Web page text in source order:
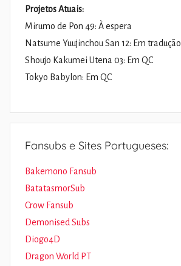
Projetos Atuais:
Mirumo de Pon 49: À espera
Natsume Yuujinchou San 12: Em tradução
Shoujo Kakumei Utena 03: Em QC
Tokyo Babylon: Em QC
Fansubs e Sites Portugueses:
Bakemono Fansub
BatatasmorSub
Crow Fansub
Demonised Subs
Diogo4D
Dragon World PT